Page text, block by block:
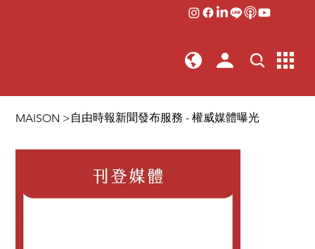
MAISON >自由時報新聞發布服務 - 權威媒體曝光